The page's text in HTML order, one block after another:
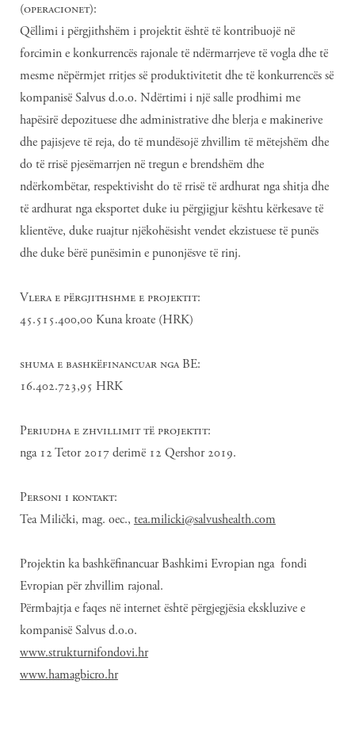
(operacionet):
Qëllimi i përgjithshëm i projektit është të kontribuojë në
forcimin e konkurrencës rajonale të ndërmarrjeve të vogla dhe të
mesme nëpërmjet rritjes së produktivitetit dhe të konkurrencës së
kompanisë Salvus d.o.o. Ndërtimi i një salle prodhimi me
hapësirë ​​depozituese dhe administrative dhe blerja e makinerive
dhe pajisjeve të reja, do të mundësojë zhvillim të mëtejshëm dhe
do të rrisë pjesëmarrjen në tregun e brendshëm dhe
ndërkombëtar, respektivisht do të rrisë të ardhurat nga shitja dhe
të ardhurat nga eksportet duke iu përgjigjur kështu kërkesave të
klientëve, duke ruajtur njëkohësisht vendet ekzistuese të punës
dhe duke bërë punësimin e punonjësve të rinj.
Vlera e përgjithshme e projektit:
45.515.400,00 Kuna kroate (HRK)
shuma e bashkëfinancuar nga BE:
16.402.723,95 HRK
Periudha e zhvillimit të projektit:
nga 12 Tetor 2017 derimë 12 Qershor 2019.
Personi i kontakt:
Tea Milički, mag. oec., tea.milicki@salvushealth.com
Projektin ka bashkëfinancuar Bashkimi Evropian nga fondi
Evropian për zhvillim rajonal.
Përmbajtja e faqes në internet është përgjegjësia ekskluzive e
kompanisë Salvus d.o.o.
www.strukturnifondovi.hr
www.hamagbicro.hr